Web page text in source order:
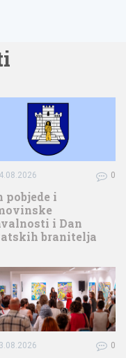
0
pobjede i
i Dan
branitelja
0